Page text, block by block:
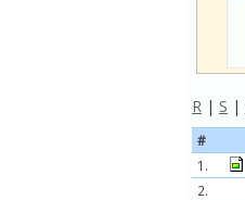
R | S |
#
1.
2.